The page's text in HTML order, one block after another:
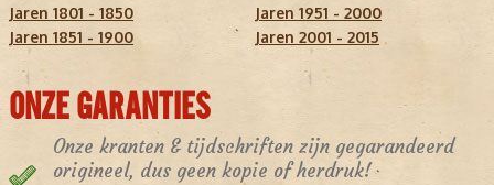
Jaren 1801 - 1850
Jaren 1851 - 1900
Jaren 1951 - 2000
Jaren 2001 - 2015
ONZE GARANTIES
Onze kranten & tijdschriften zijn gegarandeerd
origineel, dus geen kopie of herdruk!